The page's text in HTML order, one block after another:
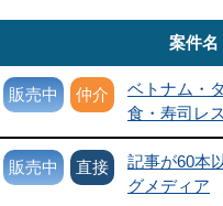
案件名
販売中 仲介
ベトナム・
食・寿司レ
販売中 直接
記事が60本
グメディア